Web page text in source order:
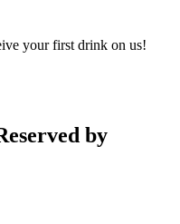
your first drink on us!
by